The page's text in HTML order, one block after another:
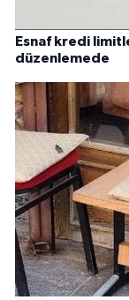
Esnaf kredi
düzenlemede